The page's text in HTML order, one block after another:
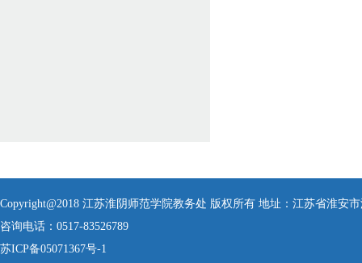
Copyright@2018 江苏淮阴师范学院教务处 版权所有 地址：江苏省淮安
咨询电话：0517-83526789
苏ICP备05071367号-1